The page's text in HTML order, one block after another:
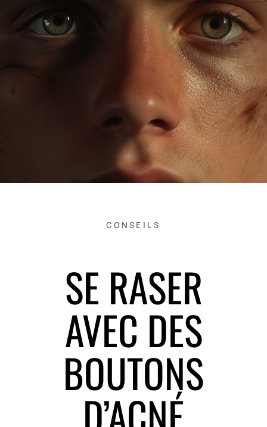
CONSEILS
SE RASER
AVEC DES
BOUTONS
D’ACNÉ